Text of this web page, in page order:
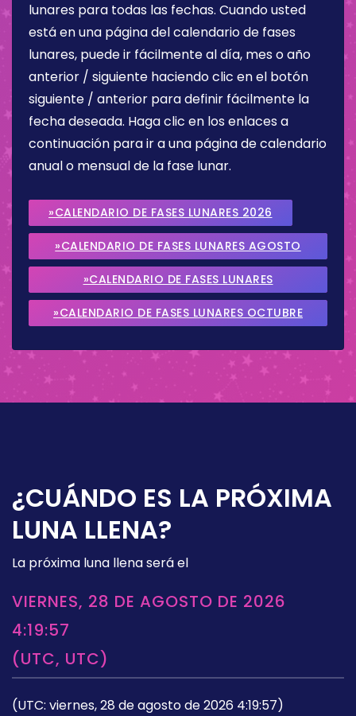
lunares para todas las fechas. Cuando usted
está en una página del calendario de fases
lunares, puede ir fácilmente al día, mes o año
anterior / siguiente haciendo clic en el botón
siguiente / anterior para definir fácilmente la
fecha deseada. Haga clic en los enlaces a
continuación para ir a una página de calendario
anual o mensual de la fase lunar.
»CALENDARIO DE FASES LUNARES 2026
»CALENDARIO DE FASES LUNARES AGOSTO
2026
»CALENDARIO DE FASES LUNARES
SEPTIEMBRE 2026
»CALENDARIO DE FASES LUNARES OCTUBRE
¿CUÁNDO ES LA PRÓXIMA
LUNA LLENA?
La próxima luna llena será el
VIERNES, 28 DE AGOSTO DE 2026
4:19:57
(UTC, UTC)
(UTC: viernes, 28 de agosto de 2026 4:19:57)